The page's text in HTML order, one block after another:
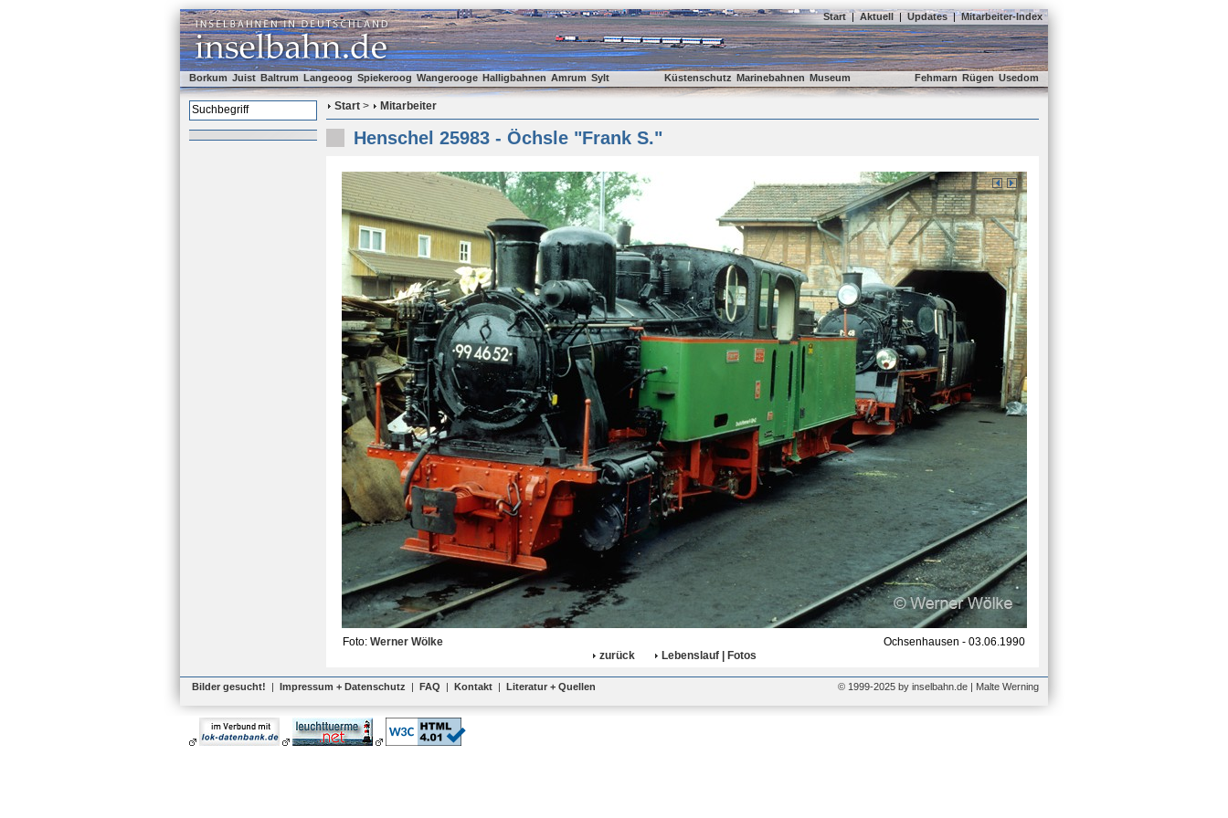
Start | Aktuell | Updates | Mitarbeiter-Index
Borkum Juist Baltrum Langeoog Spiekeroog Wangerooge Halligbahnen Amrum Sylt Küstenschutz Marinebahnen Museum Fehmarn Rügen Usedom
Start > Mitarbeiter
Henschel 25983 - Öchsle "Frank S."
Foto: Werner Wölke
Ochsenhausen - 03.06.1990
zurück
Lebenslauf | Fotos
Bilder gesucht! | Impressum + Datenschutz | FAQ | Kontakt | Literatur + Quellen © 1999-2025 by inselbahn.de | Malte Werning